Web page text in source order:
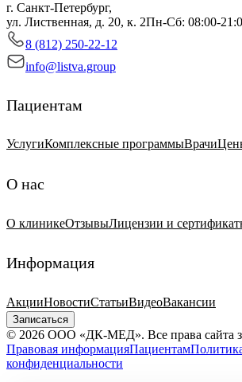
г. Санкт-Петербург,
ул. Лиственная, д. 20, к. 2Пн-Сб: 08:00-
8 (812) 250-22-12
info@listva.group
Пациентам
УслугиКомплексные программыВрачи
О нас
О клиникеОтзывыЛицензии и
Информация
АкцииНовостиСтатьиВидеоВакансии
Записаться
© 2026 ООО «ДК-МЕД». Все права сайта
Правовая информацияПациентам
конфиденциальности